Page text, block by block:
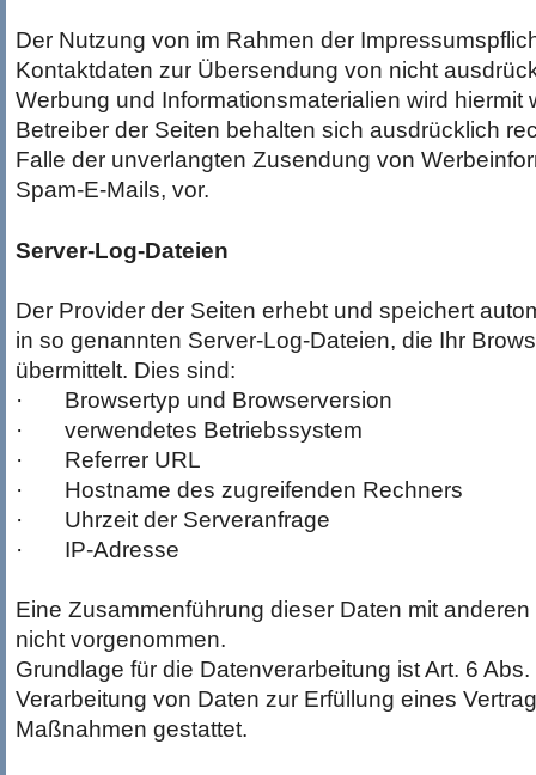
Der Nutzung von im Rahmen der
Kontaktdaten zur Übersendung von nicht
Werbung und Informationsmaterialien wird hiermit
Betreiber der Seiten behalten sich ausdrücklich
Falle der unverlangten Zusendung von
Spam-E-Mails, vor.
Server-Log-Dateien
Der Provider der Seiten erhebt und speichert
in so genannten Server-Log-Dateien, die Ihr
übermittelt. Dies sind:
· Browsertyp und Browserversion
· verwendetes Betriebssystem
· Referrer URL
· Hostname des zugreifenden Rechners
· Uhrzeit der Serveranfrage
· IP-Adresse
Eine Zusammenführung dieser Daten mit
nicht vorgenommen.
Grundlage für die Datenverarbeitung ist Art. 6
Verarbeitung von Daten zur Erfüllung eines
Maßnahmen gestattet.